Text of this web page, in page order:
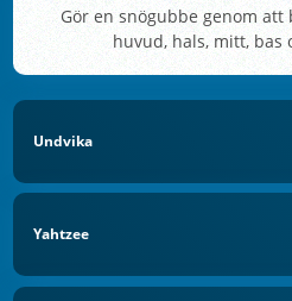
Gör en snögubbe genom att
huvud, hals, mitt, bas
Undvika
Yahtzee